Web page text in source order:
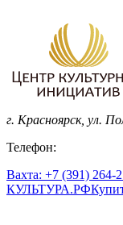
г. Красноярск, ул.
Телефон:
Вахта: +7 (391) 264-
КУЛЬТУРА.РФ